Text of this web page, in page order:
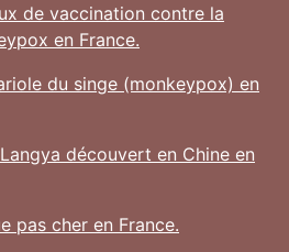
de vaccination contre la
en France.
du singe (monkeypox) en
découvert en Chine en
pas cher en France.